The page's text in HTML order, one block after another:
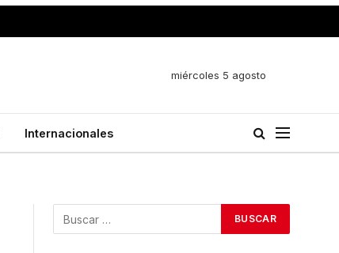
miércoles 5 agosto
Internacionales